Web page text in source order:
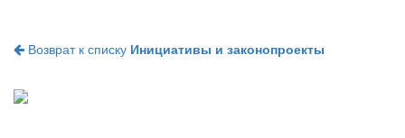
Возврат к списку Инициативы и законопроекты